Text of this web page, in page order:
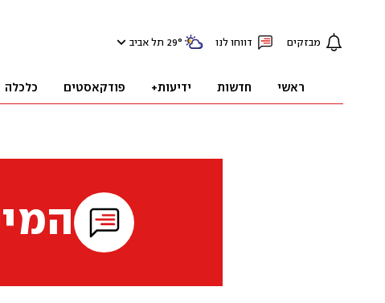
מבזקים דווחו לנו 29° תל אביב
ראשי חדשות ידיעות+ פודקאסטים כלכלה